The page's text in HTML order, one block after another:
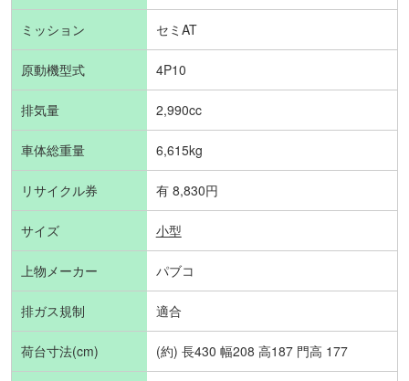
ミッション セミAT
原動機型式 4P10
排気量 2,990cc
車体総重量 6,615kg
リサイクル券 有 8,830円
サイズ 小型
上物メーカー パブコ
排ガス規制 適合
荷台寸法(cm) (約) 長430 幅208 高187 門高 177